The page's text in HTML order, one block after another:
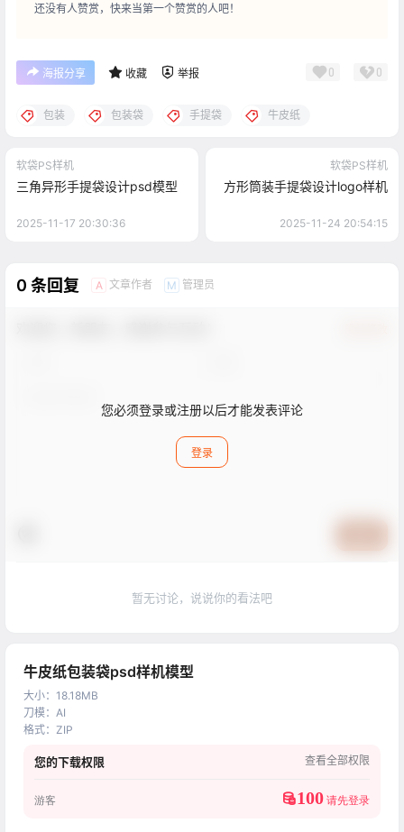
还没有人赞赏，快来当第一个赞赏的人吧！
海报分享 收藏 举报 0 0
包装 包装袋 手提袋 牛皮纸
软袋PS样机
三角异形手提袋设计psd模型
2025-11-17 20:30:36
软袋PS样机
方形筒装手提袋设计logo样机
2025-11-24 20:54:15
0 条回复 A 文章作者 M 管理员
您必须登录或注册以后才能发表评论
登录
暂无讨论，说说你的看法吧
牛皮纸包装袋psd样机模型
大小： 18.18MB
刀模： AI
格式： ZIP
您的下载权限 查看全部权限
游客 100 请先登录